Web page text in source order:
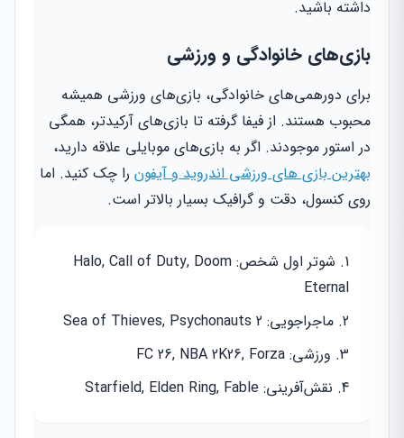
داشته باشید.
بازی‌های خانوادگی و ورزشی
برای دورهمی‌های خانوادگی، بازی‌های ورزشی همیشه
محبوب هستند. از فیفا گرفته تا بازی‌های آرکیدتر، همگی
در استور موجودند. اگر به بازی‌های موبایلی علاقه دارید،
بهترین بازی های ورزشی اندروید و آیفون را چک کنید. اما
روی کنسول، دقت و گرافیک بسیار بالاتر است.
شوتر اول شخص: Halo, Call of Duty, Doom
Eternal
ماجراجویی: Sea of Thieves, Psychonauts 2
ورزشی: FC 26, NBA 2K26, Forza
نقش‌آفرینی: Starfield, Elden Ring, Fable